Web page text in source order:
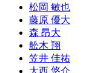
松岡 敏也
藤原 優大
森 昂大
舩木 翔
笠井 佳祐
大西 悠介